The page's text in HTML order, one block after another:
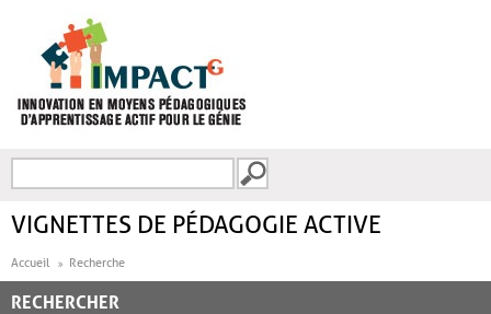
FORMULAIRE DE
VIGNETTES DE PÉDAGOGIE ACTIVE
Accueil Recherche
RECHERCHER